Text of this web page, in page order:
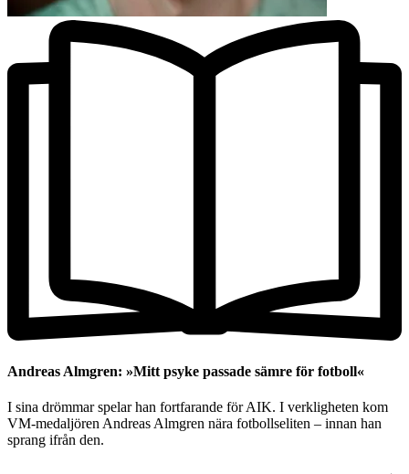
Andreas Almgren: »Mitt psyke passade sämre för fotboll«
I sina drömmar spelar han fortfarande för AIK. I verkligheten kom
VM-medaljören Andreas Almgren nära fotbollseliten – innan han
sprang ifrån den.